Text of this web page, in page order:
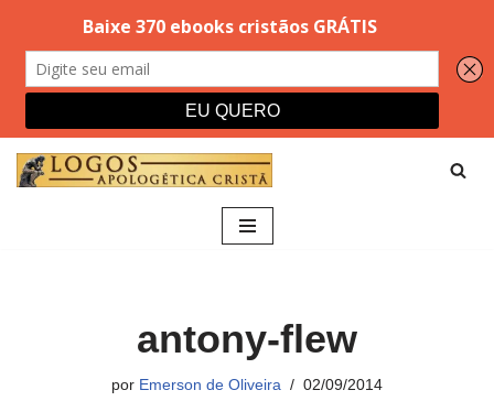
antony-flew
por Emerson de Oliveira 02/09/2014